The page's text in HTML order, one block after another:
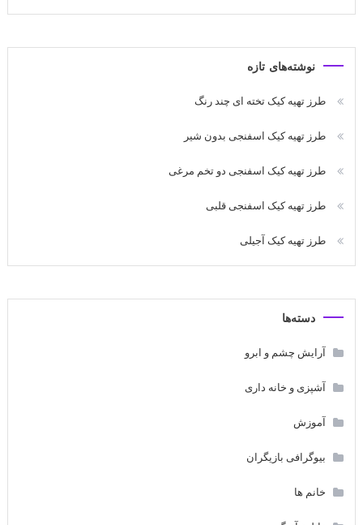
نوشته‌های تازه
طرز تهیه کیک تخته ای چند رنگ
طرز تهیه کیک اسفنجی بدون شیر
طرز تهیه کیک اسفنجی دو تخم مرغی
طرز تهیه کیک اسفنجی قلبی
طرز تهیه کیک آجیلی
دسته‌ها
آرایش چشم و ابرو
آشپزی و خانه داری
آموزش
بیوگرافی بازیگران
خانم ها